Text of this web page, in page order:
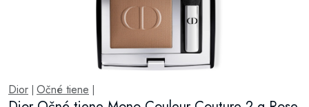
Dior Očné tiene